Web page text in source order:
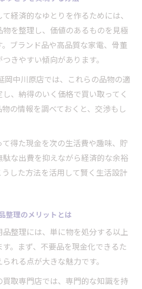
経済的なゆとりを作るためには、
物を整理し、価値のあるものを見極
ブランド品や高品質な家電、骨董
きやすい傾向があります。
岡中川原店では、これらの品物の適
、納得のいく価格で買い取ってく
の情報を調べておくと、交渉もし
得た現金を次の生活費や趣味、貯
な出費を抑えながら経済的な余裕
した方法を活用して賢く生活設計
整理のメリットとは
整理には、単に物を処分する以上
。まず、不要品を現金化できるた
れる点が大きな魅力です。
買取専門店では、専門的な知識を持